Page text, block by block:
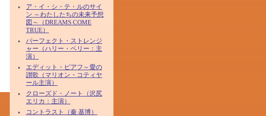
ア・イ・シ・テ・ルのサイ
ン ～わたしたちの未来予想
図～（DREAMS COME
TRUE）
パーフェクト・ストレンジ
ャー（ハリー・ベリー：主
演）
エディット・ピアフ～愛の
讃歌（マリオン・コティヤ
ール主演）
クローズド・ノート（沢尻
エリカ：主演）
コントラスト（秦 基博）